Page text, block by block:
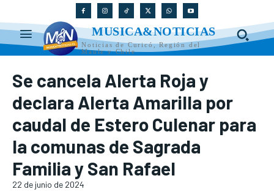
MUSICA&NOTICIAS
Noticias de Curicó, Región del
Maule y Chile
Se cancela Alerta Roja y
declara Alerta Amarilla por
caudal de Estero Culenar para
la comunas de Sagrada
Familia y San Rafael
22 de junio de 2024